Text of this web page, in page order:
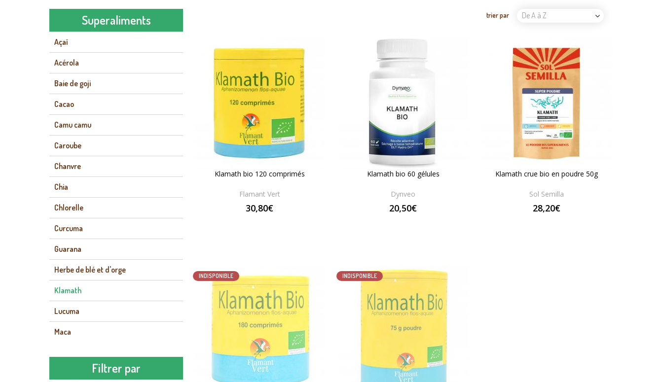
Superaliments
Açaï
Acérola
Baie de goji
Cacao
Camu camu
Caroube
Chanvre
Chia
Chlorelle
Curcuma
Guarana
Herbe de blé et d'orge
Klamath
Lucuma
Maca
Filtrer par
trier par De A à Z
Klamath bio 120 comprimés
Flamant Vert
30,80€
Klamath bio 60 gélules
Dynveo
20,50€
Klamath crue bio en poudre 50g
Sol Semilla
28,20€
INDISPONIBLE INDISPONIBLE